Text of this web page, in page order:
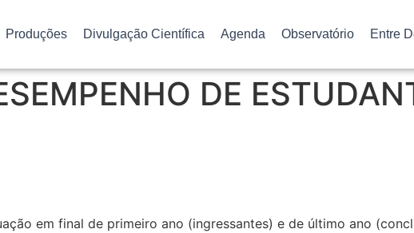
Produções Divulgação Científica Agenda Observatório Entre
DE
em final de primeiro ano (ingressantes) e de último ano